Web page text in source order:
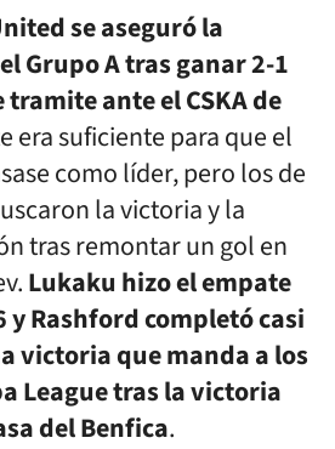
se aseguró la
Grupo A tras ganar 2-1
ante el CSKA de
era suficiente para que el
como líder, pero los de
la victoria y la
tras remontar un gol en
Lukaku hizo el empate
y Rashford completó casi
victoria que manda a los
League tras la victoria
del Benfica.